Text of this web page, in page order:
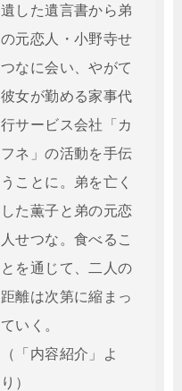
遺した遺言書から弟
の元恋人・小野寺せ
つなに会い、やがて
彼女が勤める家事代
行サービス会社「カ
フネ」の活動を手伝
うことに。弟を亡く
した薫子と弟の元恋
人せつな。食べるこ
とを通じて、二人の
距離は次第に縮まっ
ていく。
（「内容紹介」よ
り）